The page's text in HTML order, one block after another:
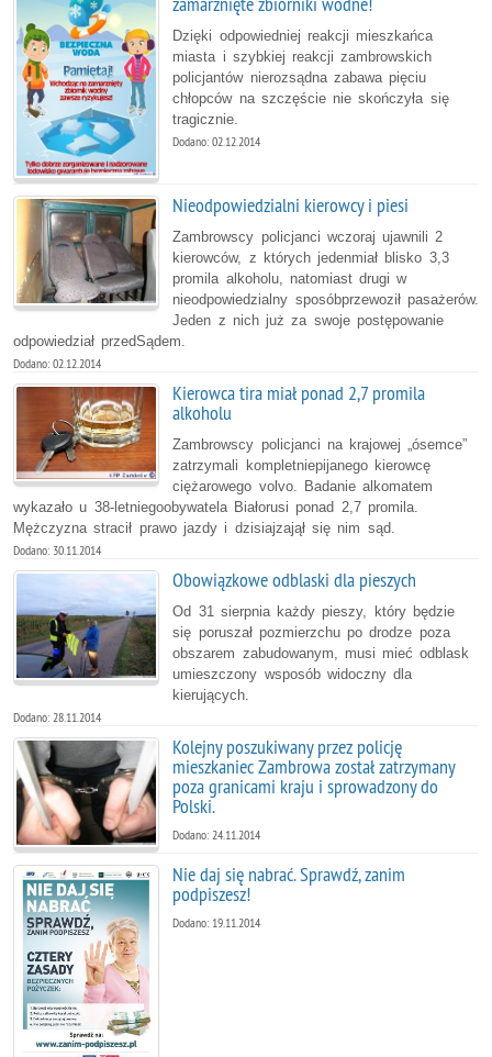
Dzięki odpowiedniej reakcji mieszkańca
miasta i szybkiej reakcji zambrowskich
policjantów nierozsądna zabawa pięciu
chłopców na szczęście nie skończyła się
tragicznie.
Dodano: 02.12.2014
Nieodpowiedzialni kierowcy i piesi
Zambrowscy policjanci wczoraj ujawnili 2
kierowców, z których jedenmiał blisko 3,3
promila alkoholu, natomiast drugi w
nieodpowiedzialny sposóbprzewoził pasażerów.
Jeden z nich już za swoje postępowanie
odpowiedział przedSądem.
Dodano: 02.12.2014
Kierowca tira miał ponad 2,7 promila
alkoholu
Zambrowscy policjanci na krajowej „ósemce”
zatrzymali kompletniepijanego kierowcę
ciężarowego volvo. Badanie alkomatem
wykazało u 38-letniegoobywatela Białorusi ponad 2,7 promila.
Mężczyzna stracił prawo jazdy i dzisiajzajął się nim sąd.
Dodano: 30.11.2014
Obowiązkowe odblaski dla pieszych
Od 31 sierpnia każdy pieszy, który będzie
się poruszał pozmierzchu po drodze poza
obszarem zabudowanym, musi mieć odblask
umieszczony wsposób widoczny dla
kierujących.
Dodano: 28.11.2014
Kolejny poszukiwany przez policję
mieszkaniec Zambrowa został zatrzymany
poza granicami kraju i sprowadzony do
Polski.
Dodano: 24.11.2014
Nie daj się nabrać. Sprawdź, zanim
podpiszesz!
Dodano: 19.11.2014